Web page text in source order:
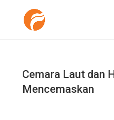
Cemara Laut dan
Mencemaskan